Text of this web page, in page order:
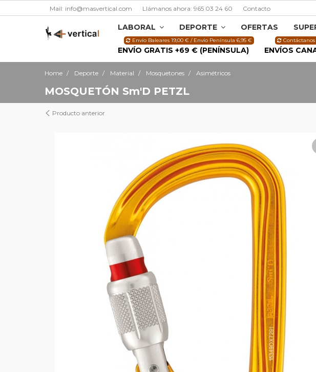
Mail: info@masvertical.com Llámanos ahora: 965 03 24 60 Contacto
LABORAL DEPORTE OFERTAS
ENVÍO GRATIS +69 € (PENÍNSULA)
Envío Baleares 19,00 € / Envío Península 6,95 €
ENVÍOS
Contáctanos
Home Deporte Material Mosquetones Asimétricos
MOSQUETÓN Sm'D PETZL
Producto anterior